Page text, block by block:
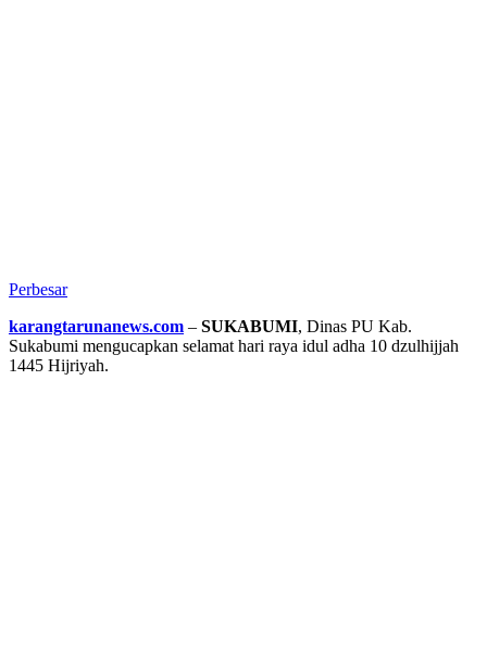
Perbesar
karangtarunanews.com – SUKABUMI, Dinas PU Kab.
Sukabumi mengucapkan selamat hari raya idul adha 10 dzulhijjah
1445 Hijriyah.